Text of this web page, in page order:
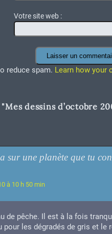
Votre site web :
reduce spam. Learn how your
"Mes dessins d’octobre
sur une planète que tu
à 10 h 50 min
de pêche. Il est à la fois
pour les dégradés de gris et le